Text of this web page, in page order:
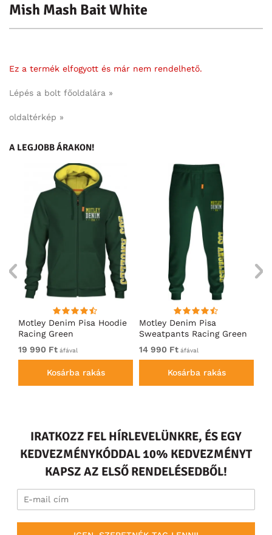
Mish Mash Bait White
Ez a termék elfogyott és már nem rendelhető.
Lépés a bolt főoldalára »
oldaltérkép »
A LEGJOBB ÁRAKON!
Motley Denim Pisa Hoodie
Racing Green
19 990 Ft áfával
Kosárba rakás
Motley Denim Pisa
Sweatpants Racing Green
14 990 Ft áfával
Kosárba rakás
IRATKOZZ FEL HÍRLEVELÜNKRE, ÉS EGY
KEDVEZMÉNYKÓDDAL 10% KEDVEZMÉNYT
KAPSZ AZ ELSŐ RENDELÉSEDBŐL!